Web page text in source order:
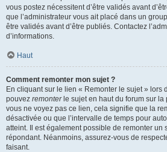
vous postez nécessitent d’être validés avant
que l’administrateur vous ait placé dans un
être validés avant d’être publiés. Contactez
d’informations.
Haut
Comment remonter mon sujet ?
En cliquant sur le lien « Remonter le sujet » lors
pouvez remonterle sujet en haut du forum sur la
vous ne voyez pas ce lien, cela signifie que la
désactivée ou que l’intervalle de temps pour
atteint. Il est également possible de remonter un
répondant. Néanmoins, assurez-vous de
faisant.